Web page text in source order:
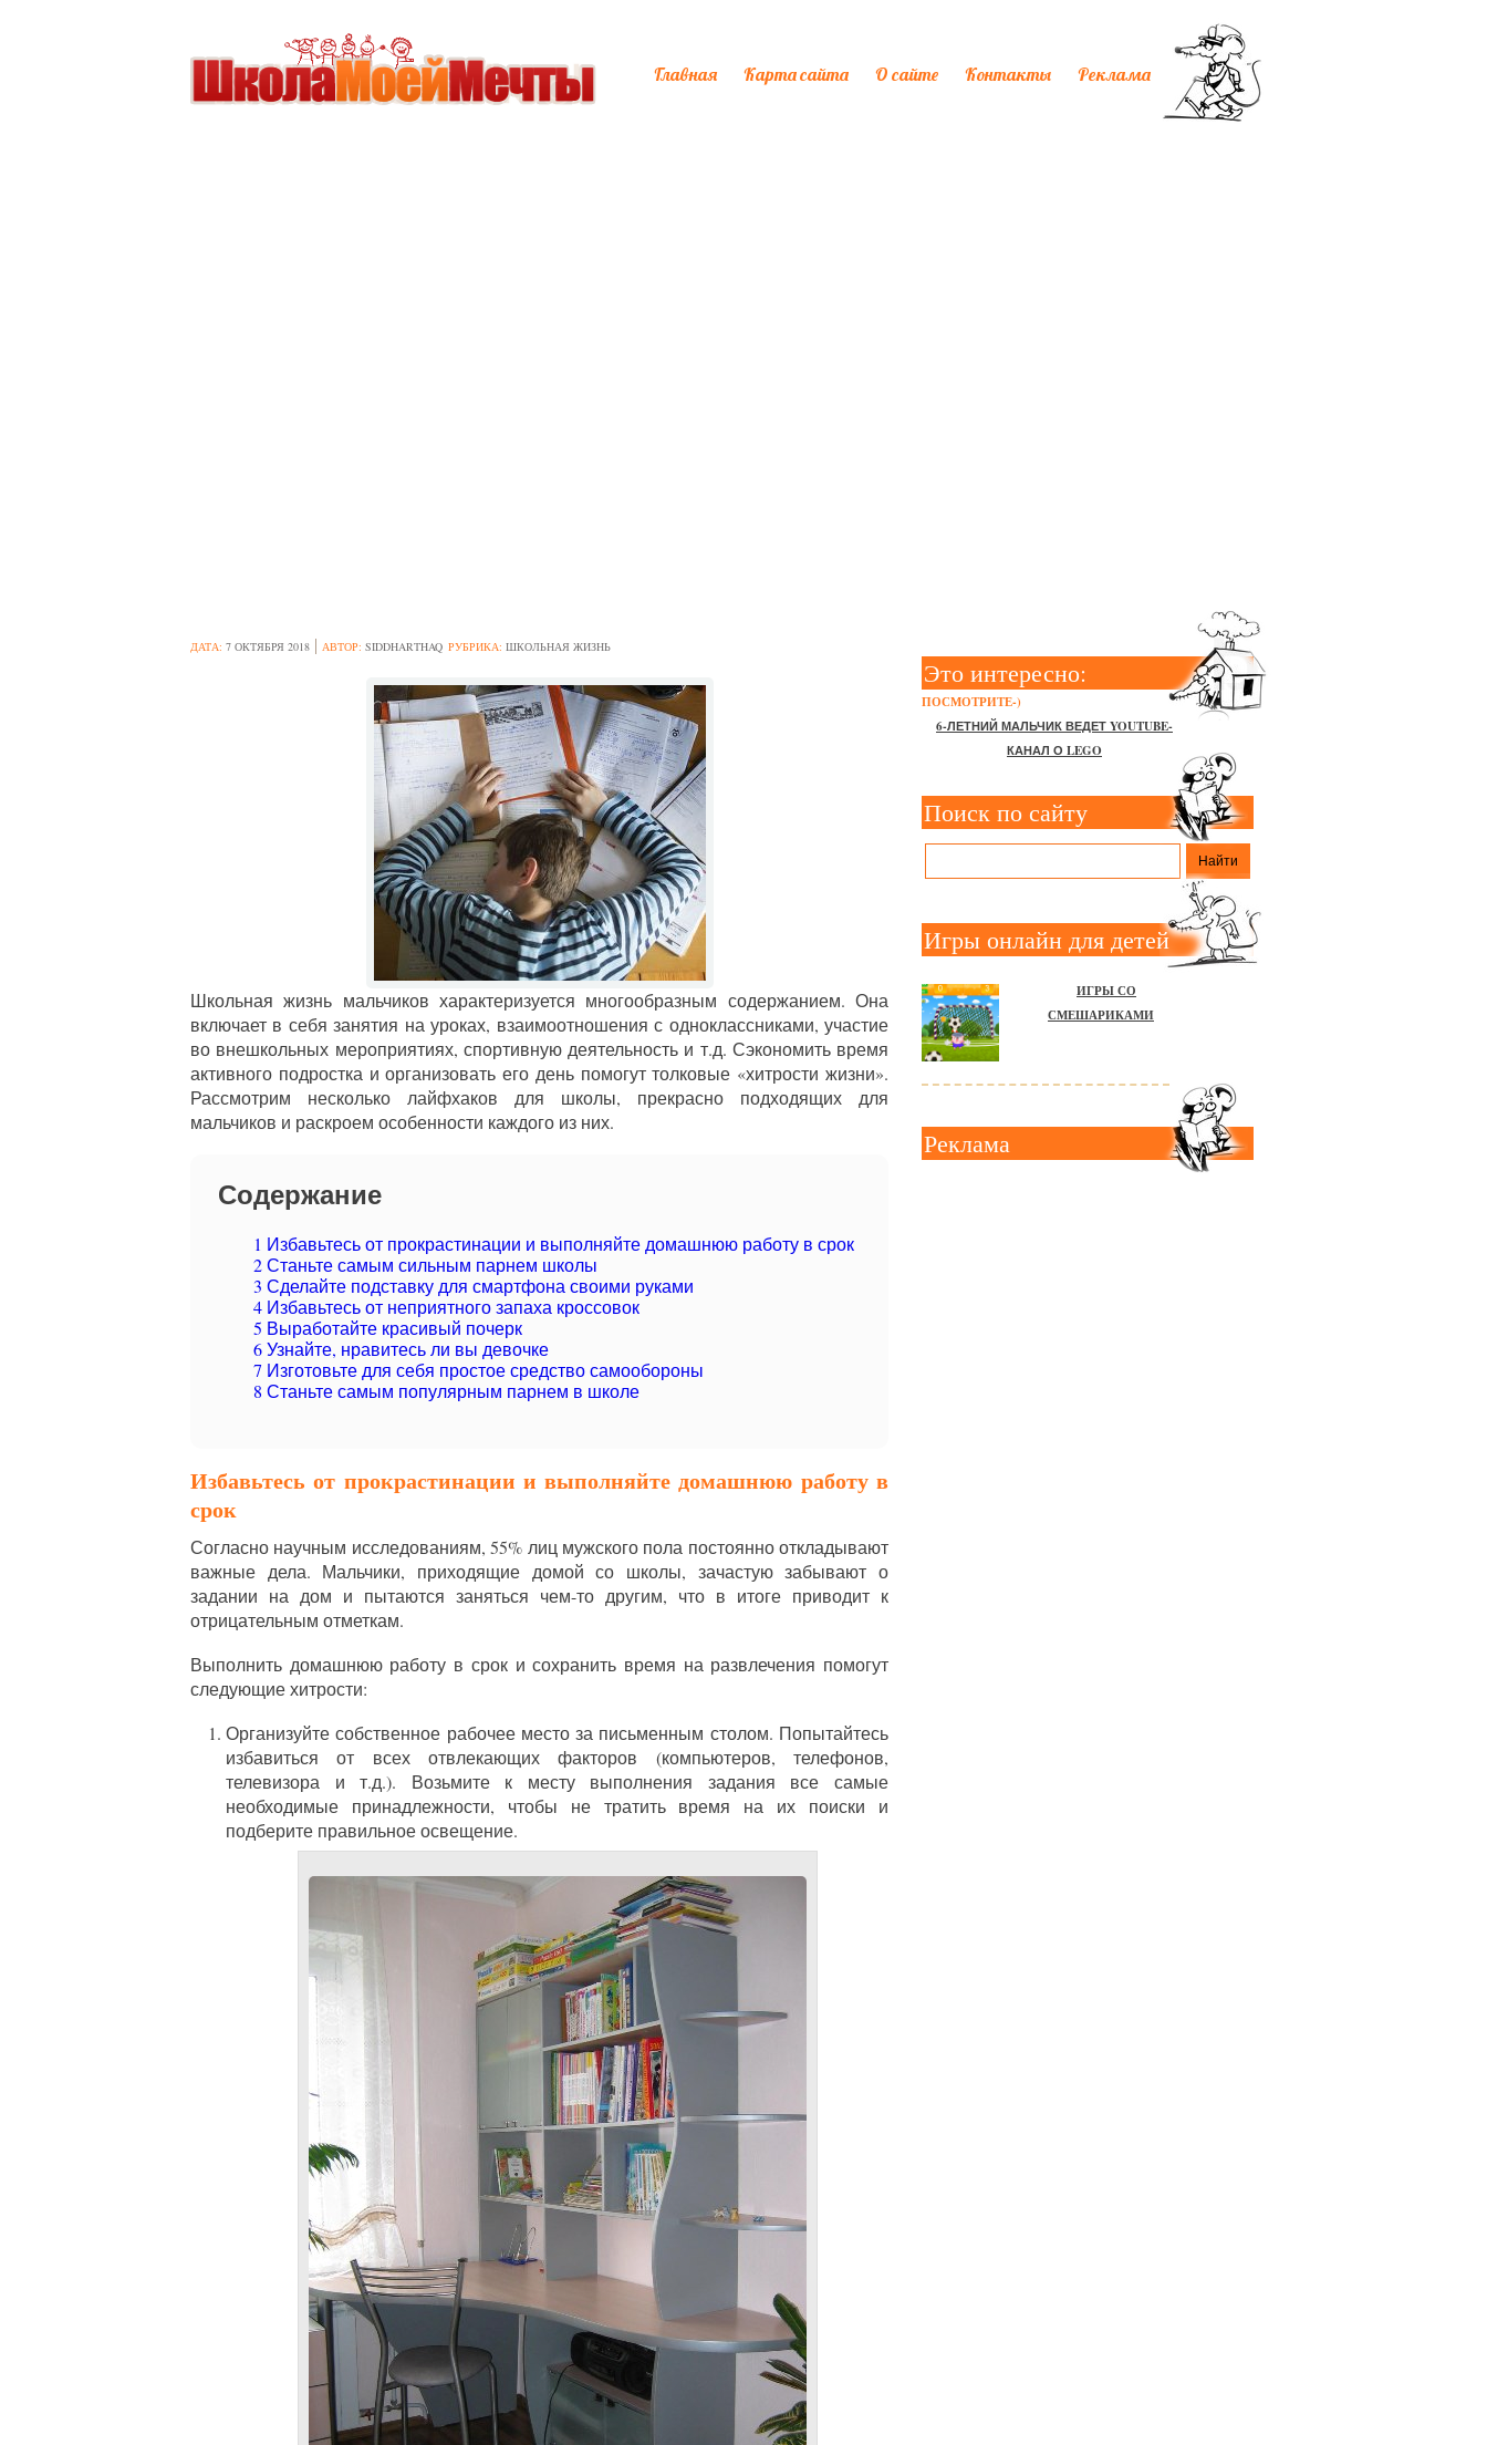
Главная Карта сайта О сайте Контакты Реклама
ДАТА: 7 ОКТЯБРЯ 2018 АВТОР: SIDDHARTHAQ РУБРИКА: ШКОЛЬНАЯ ЖИЗНЬ
Школьная жизнь мальчиков характеризуется многообразным содержанием. Она
включает в себя занятия на уроках, взаимоотношения с одноклассниками, участие
во внешкольных мероприятиях, спортивную деятельность и т.д. Сэкономить время
активного подростка и организовать его день помогут толковые «хитрости жизни».
Рассмотрим несколько лайфхаков для школы, прекрасно подходящих для
мальчиков и раскроем особенности каждого из них.
Содержание
1 Избавьтесь от прокрастинации и выполняйте домашнюю работу в срок
2Станьте самым сильным парнем школы
3 Сделайте подставку для смартфона своими руками
4 Избавьтесь от неприятного запаха кроссовок
5 Выработайте красивый почерк
6Узнайте, нравитесь ли вы девочке
7 Изготовьте для себя простое средство самообороны
8 Станьте самым популярным парнем в школе
Избавьтесь от прокрастинации и выполняйте домашнюю работу в
срок
Согласно научным исследованиям, 55% лиц мужского пола постоянно откладывают
важные дела. Мальчики, приходящие домой со школы, зачастую забывают о
задании на дом и пытаются заняться чем-то другим, что в итоге приводит к
отрицательным отметкам.
Выполнить домашнюю работу в срок и сохранить время на развлечения помогут
следующие хитрости:
Организуйте собственное рабочее место за письменным столом. Попытайтесь
избавиться от всех отвлекающих факторов (компьютеров, телефонов,
телевизора и т.д.). Возьмите к месту выполнения задания все самые
необходимые принадлежности, чтобы не тратить время на их поиски и
подберите правильное освещение.
Это интересно:
ПОСМОТРИТЕ-)
6-ЛЕТНИЙ МАЛЬЧИК ВЕДЕТ YOUTUBE-
КАНАЛ О LEGO
Поиск по сайту
Игры онлайн для детей
ИГРЫ СО
СМЕШАРИКАМИ
Реклама